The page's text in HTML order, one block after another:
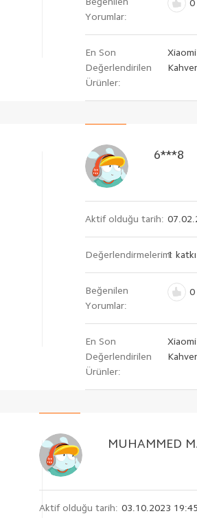
Yorumlar:
0
En Son
Değerlendirilen
Ürünler:
6***8
Aktif olduğu tarih:
Değerlendirmelerim:1 katkı
Beğenilen
Yorumlar:
0
En Son
Değerlendirilen
Ürünler:
MUHAMMED
Aktif olduğu tarih: 03.10.2023 19:45